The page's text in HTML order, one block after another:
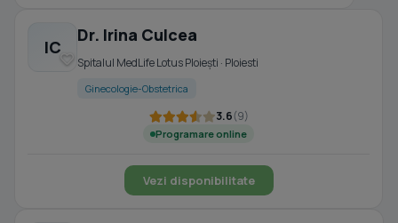
IC
Dr. Irina Culcea
Spitalul MedLife Lotus Ploiești · Ploiesti
Ginecologie-Obstetrica
3.6(9)
Programare online
Vezi disponibilitate